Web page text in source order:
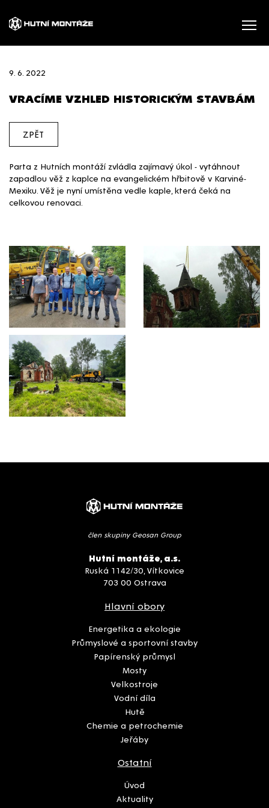
9. 6. 2022
VRACÍME VZHLED HISTORICKÝM STAVBÁM
ZPĚT
Parta z Hutních montáží zvládla zajímavý úkol - vytáhnout
zapadlou věž z kaplce na evangelickém hřbitově v Karviné-
Mexiku. Věž je nyní umístěna vedle kaple, která čeká na
celkovou renovaci.
člen skupiny Geosan Group
Hutní montáže, a.s.
Ruská 1142/30, Vítkovice
703 00 Ostrava
Hlavní obory
Energetika a ekologie
Průmyslové a sportovní stavby
Papírenský průmysl
Mosty
Velkostroje
Vodní díla
Hutě
Chemie a petrochemie
Jeřáby
Ostatní
Úvod
Aktuality